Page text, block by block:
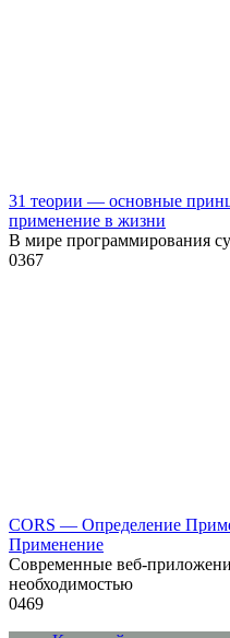
31 теории — основные
применение в жизни
В мире программирования
0367
CORS — Определение
Применение
Современные веб-
необходимостью
0469